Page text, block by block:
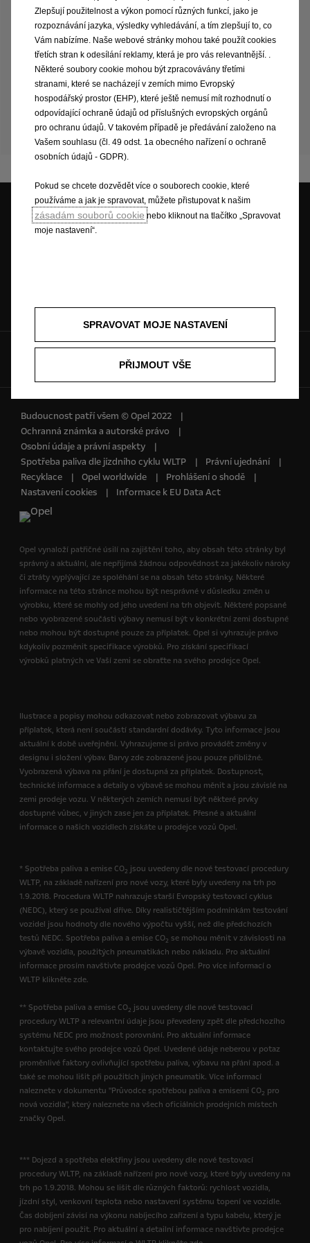
základě nařízení pro nové vozy, které byly uvedeny na
trh po 1.9.2018. Procedura WLTP nahrazuje starší
Evropský testovací cyklus (NEDC), který se používal
dříve.
Díky realističtějším podmínkám
testování
nového výpočtu
dle předchozích testů NEDC. Spotřeba paliva, emise
CO2 a dojezdová vzdálenost se mohou měnit v
závislosti na výbavě vozidla, použitých
pneumatikách, venkovní teplotě nebo nastavení
systému topení ve vozidle. Pro aktuální informace
prosím
navštivte prodejce vozů Opel.
Cenová nabídka
Budoucnost patří všem © Opel 2022
Ochranná známka a autorské právo
Osobní údaje a právní aspekty
Spotřeba paliva dle jízdního cyklu WLTP
Právní ujednání
Recyklace
Opel worldwide
Prohlášení o shodě
Nastavení cookies
Informace k EU Data Act
Opel vynaloží patřičné úsilí na zajištění toho, aby obsah této stránky byl
správný a aktuální, ale nepřijímá žádnou odpovědnost za jakékoliv nároky
či ztráty vyplývající ze spoléhání se na obsah této stránky. Některé
informace na této stránce mohou být nesprávné v důsledku změn u
výrobku, které se mohly od jeho uvedení na trh objevit. Některé popsané
nebo vyobrazené součásti výbavy nemusí být v konkrétní zemi dostupné
nebo mohou být dostupné pouze za příplatek. Opel si vyhrazuje právo
kdykoliv pozměnit specifikace výrobků. Pro získání specifikací
výrobků platných ve Vaší zemi se obraťte na svého prodejce Opel.
Ilustrace a popisy mohou odkazovat nebo zobrazovat výbavu za
příplatek, která není součástí standardní dodávky. Tyto informace jsou
aktuální k době uveřejnění. Vyhrazujeme si právo provádět změny v
designu i složení výbav. Barvy zde zobrazené jsou pouze přibližné.
Vyobrazená výbava na přání je dostupná za příplatek. Dostupnost,
technické informace a detaily o výbavě se mohou měnit a jsou závislé na
zemi prodeje vozu. V některých zemích nemusí být některé prvky
dostupné vůbec, v jiných zase jen za příplatek. Přesné a aktuální
informace o našich vozidlech získáte u prodejce vozů Opel.
* Spotřeba paliva a emise CO2 jsou uvedeny dle nové testovací procedury
WLTP, na základě nařízení pro nové vozy, které byly uvedeny na trh po
1.9.2018. Procedura WLTP nahrazuje starší Evropský testovací cyklus
(NEDC), který se používal dříve. Díky realističtějším podmínkám testování
vozidel jsou hodnoty dle nového výpočtu vyšší, než dle předchozích
testů NEDC. Spotřeba paliva a emise CO2 se mohou měnit v závislosti na
výbavě vozidla, použitých pneumatikách nebo nákladu. Pro aktuální
informace prosím navštivte prodejce vozů Opel. Pro více informací o
WLTP klikněte zde.
** Spotřeba paliva a emise CO2 jsou uvedeny dle nové testovací
procedury WLTP a relevantní údaje jsou převedeny zpět dle předchozího
systému NEDC pro možnost porovnání. Pro aktuální informace
kontaktujte svého prodejce vozů Opel. Uvedené údaje neberou v potaz
proměnlivé faktory ovlivňující spotřebu paliva, výbavu na přání apod. a
také se mohou lišit při použitích jiných pneumatik. Více informací
naleznete v dokumentu "Průvodce spotřebou paliva a emisemi CO2 pro
nová vozidla", který naleznete na všech oficiálních prodejních místech
značky Opel.
*** Dojezd a spotřeba elektřiny jsou uvedeny dle nové testovací
procedury WLTP, na základě nařízení pro nové vozy, které byly uvedeny na
trh po 1.9.2018. Mohou se lišit dle různých faktorů: rychlost vozidla,
jízdní styl, venkovní teplota nebo nastavení systému topení ve vozidle.
Čas dobíjení závisí na výkonu nabíjecího zařízení a typu kabelu, který je
pro nabíjení použit. Pro aktuální a detailní informace navštivte prodejce
Zlepšují použitelnost a výkon pomocí různých funkcí, jako je
rozpoznávání jazyka, výsledky vyhledávání, a tím zlepšují to, co
Vám nabízíme. Naše webové stránky mohou také použít cookies
třetích stran k odesílání reklamy, která je pro vás relevantnější. .
Některé soubory cookie mohou být zpracovávány třetími
stranami, které se nacházejí v zemích mimo Evropský
hospodářský prostor (EHP), které ještě nemusí mít rozhodnutí o
odpovídající ochraně údajů od příslušných evropských orgánů
pro ochranu údajů. V takovém případě je předávání založeno na
Vašem souhlasu (čl. 49 odst. 1a obecného nařízení o ochraně
osobních údajů - GDPR).
Pokud se chcete dozvědět více o souborech cookie, které
používáme a jak je spravovat, můžete přistupovat k našim
zásadám souborů cookie nebo kliknout na tlačítko „Spravovat
moje nastavení“.
SPRAVOVAT MOJE NASTAVENÍ
PŘIJMOUT VŠE